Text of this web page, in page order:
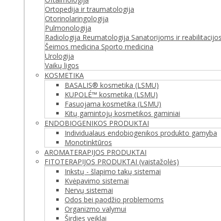
Ortopedija ir traumatologija
Otorinolaringologija
Pulmonologija
Radiologija Reumatologija Sanatorijoms ir
Šeimos medicina Sporto medicina
Urologija
Vaikų ligos
KOSMETIKA
BASALIS® kosmetika (LSMU)
KUPOLÉ™ kosmetika (LSMU)
Fasuojama kosmetika (LSMU)
Kitų gamintojų kosmetikos gaminiai
ENDOBIOGENIKOS PRODUKTAI
Individualaus endobiogenikos produkto gamyba
Monotinktūros
AROMATERAPIJOS PRODUKTAI
FITOTERAPIJOS PRODUKTAI (vaistažolės)
Inkstų - šlapimo takų sistemai
Kvėpavimo sistemai
Nervų sistemai
Odos bei paodžio problemoms
Organizmo valymui
Širdies veiklai